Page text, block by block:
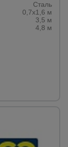
Сталь
0,7х1,6 м
3,5 м
4,8 м